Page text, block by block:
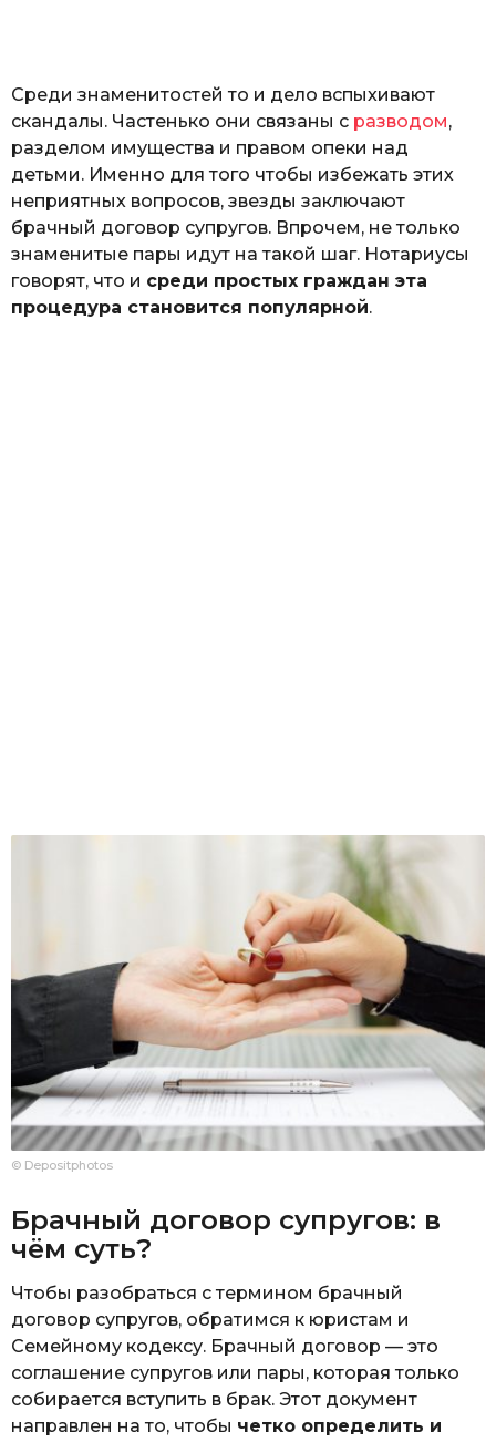
Среди знаменитостей то и дело вспыхивают
скандалы. Частенько они связаны с разводом,
разделом имущества и правом опеки над
детьми. Именно для того чтобы избежать этих
неприятных вопросов, звезды заключают
брачный договор супругов. Впрочем, не только
знаменитые пары идут на такой шаг. Нотариусы
говорят, что и среди простых граждан эта
процедура становится популярной.
© Depositphotos
Брачный договор супругов: в
чём суть?
Чтобы разобраться с термином брачный
договор супругов, обратимся к юристам и
Семейному кодексу. Брачный договор — это
соглашение супругов или пары, которая только
собирается вступить в брак. Этот документ
направлен на то, чтобы четко определить и